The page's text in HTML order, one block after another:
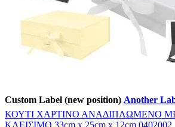
Custom Label (new position) Another
ΚΟΥΤΙ ΧΑΡΤΙΝΟ ΑΝΑΔΙΠΛΩΜΕΝΟ